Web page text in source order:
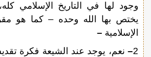
وجود لها في التاريخ الإسلامي
يختص بها الله وحده – كما هو
الإسلامية –
2
– نعم، يوجد عند الشيعة فكرة